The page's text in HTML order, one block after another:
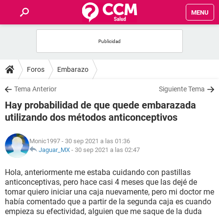
MENU
FOROS
SALUD
FAMILIA
NUTRICIÓN
SEXUALIDAD
GLOSARIO
Foros Embarazo
Tema Anterior Siguiente Tema
Hay probabilidad de que quede embarazada
utilizando dos métodos anticonceptivos
Monic1997 - 30 sep 2021 a las 01:36
Jaguar_MX - 30 sep 2021 a las 02:47
Hola, anteriormente me estaba cuidando con pastillas
anticonceptivas, pero hace casi 4 meses que las dejé de
tomar quiero iniciar una caja nuevamente, pero mi doctor me
había comentado que a partir de la segunda caja es cuando
empieza su efectividad, alguien que me saque de la duda